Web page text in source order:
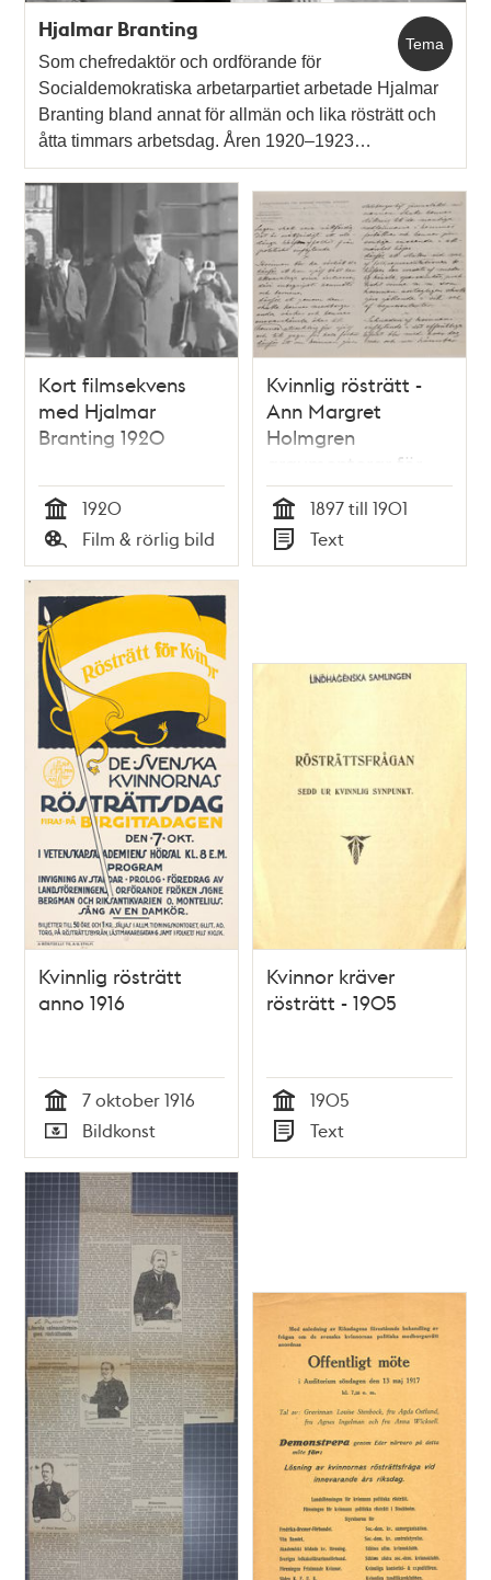
Tema
Hjalmar Branting
Som chefredaktör och ordförande för
Socialdemokratiska arbetarpartiet arbetade Hjalmar
Branting bland annat för allmän och lika rösträtt och
åtta timmars arbetsdag. Åren 1920–1923…
Kort filmsekvens
med Hjalmar
Branting 1920
Tid
1920
Typ
Film & rörlig bild
Kvinnlig rösträtt -
Ann Margret
Holmgren
argumenterar för
kvinnors rösträtt i
brev till Carl
Lindhagen
Tid
1897 till 1901
Typ
Text
Kvinnlig rösträtt
anno 1916
Tid
7 oktober 1916
Typ
Bildkonst
Kvinnor kräver
rösträtt - 1905
Tid
1905
Typ
Text